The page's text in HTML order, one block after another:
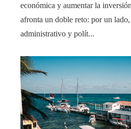
económica y aumentar la
afronta un doble reto: por un
administrativo y polít...